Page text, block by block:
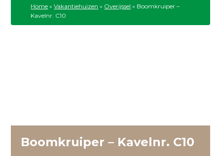
Home »Vakantiehuizen » Overijssel » Boomkruiper –
Kavelnr. C10
Boomkruiper – Kavelnr. C10